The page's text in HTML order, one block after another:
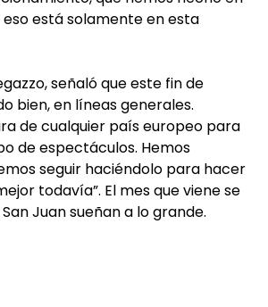
eso está solamente en esta
señaló que este fin de
bien, en líneas generales.
de cualquier país europeo para
de espectáculos. Hemos
seguir haciéndolo para hacer
todavía”. El mes que viene se
Juan sueñan a lo grande.